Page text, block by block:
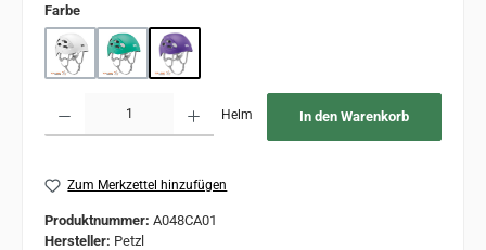
Farbeauswählen
Weiß Türkis Violett
Helm In den Warenkorb
Zum Merkzettel hinzufügen
Produktnummer: A048CA01
Hersteller: Petzl